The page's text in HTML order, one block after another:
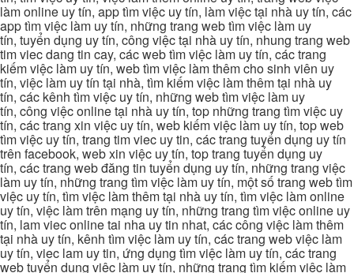
làm online uy tín, app tìm việc uy tín, làm việc tại nhà uy tín, các
app tìm việc làm uy tín, những trang web tìm việc làm uy
tín, tuyển dụng uy tín, công việc tại nhà uy tín, nhung trang web
tim viec dang tin cay, các web tìm việc làm uy tín, các trang
kiếm việc làm uy tín, web tìm việc làm thêm cho sinh viên uy
tín, việc làm uy tín tại nhà, tìm kiếm việc làm thêm tại nhà uy
tín, các kênh tìm việc uy tín, những web tìm việc làm uy
tín, công việc online tại nhà uy tín, top những trang tìm việc uy
tín, các trang xin việc uy tín, web kiếm việc làm uy tín, top web
tìm việc uy tín, trang tim viec uy tin, các trang tuyển dụng uy tín
trên facebook, web xin việc uy tín, top trang tuyển dụng uy
tín, các trang web đăng tin tuyển dụng uy tín, những trang việc
làm uy tín, những trang tìm việc làm uy tín, một số trang web tìm
việc uy tín, tìm việc làm thêm tại nhà uy tín, tìm việc làm online
uy tín, việc làm trên mạng uy tín, những trang tìm việc online uy
tín, lam viec online tai nha uy tin nhat, các công việc làm thêm
tại nhà uy tín, kênh tìm việc làm uy tín, các trang web việc làm
uy tín, viec lam uy tin, ứng dụng tìm việc làm uy tín, các trang
web tuyển dụng việc làm uy tín, những trang tìm kiếm việc làm